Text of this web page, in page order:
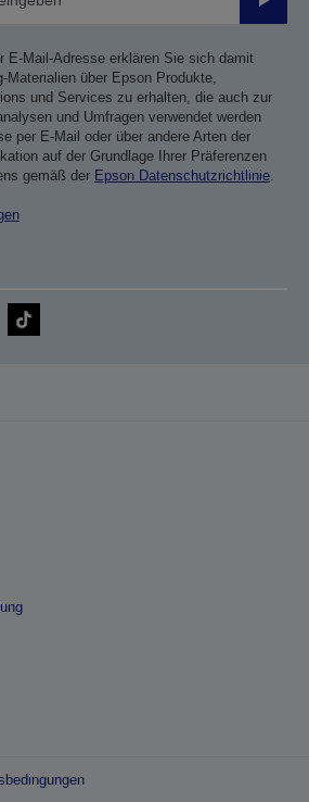
E-Mail-Adresse erklären Sie sich damit
über Epson Produkte,
und Services zu erhalten, die auch zur
und Umfragen verwendet werden
per E-Mail oder über andere Arten der
auf der Grundlage Ihrer Präferenzen
gemäß der Epson Datenschutzrichtlinie